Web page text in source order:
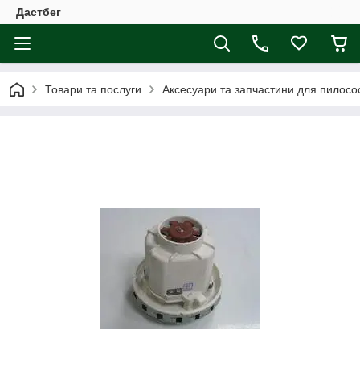
Дастбег
Товари та послуги Аксесуари та запчастини для